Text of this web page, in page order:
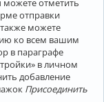
отправки
можете
ко всем вашим
в параграфе
в личном
добавление
Присоединить